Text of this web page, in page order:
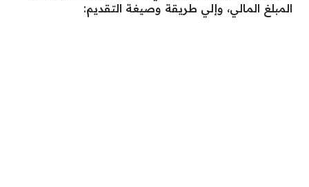
المبلغ المالي، وإلي طريقة وصيغة التقديم: